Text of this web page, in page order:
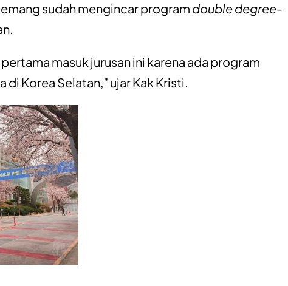
sudah mengincar program double degree-
masuk jurusan ini karena ada program
di Korea Selatan,” ujar Kak Kristi.